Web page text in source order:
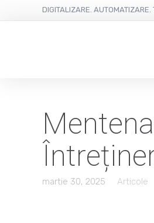
DIGITALIZARE. AUTOMATIZARE.
martie 30, 2025 Articole